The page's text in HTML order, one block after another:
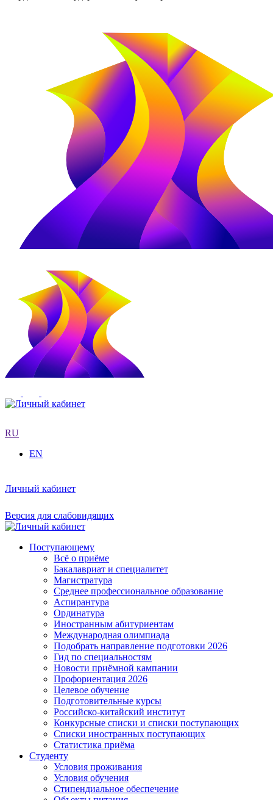
RU
EN
Личный кабинет
Версия для слабовидящих
Поступающему
Всё о приёме
Бакалавриат и специалитет
Магистратура
Среднее профессиональное образование
Аспирантура
Ординатура
Иностранным абитуриентам
Международная олимпиада
Подобрать направление подготовки 2026
Гид по специальностям
Новости приёмной кампании
Профориентация 2026
Целевое обучение
Подготовительные курсы
Российско-китайский институт
Конкурсные списки и списки поступающих
Списки иностранных поступающих
Статистика приёма
Студенту
Условия проживания
Условия обучения
Стипендиальное обеспечение